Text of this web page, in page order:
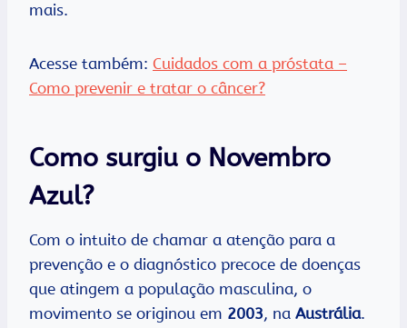
mais.
Acesse também: Cuidados com a próstata –
Como prevenir e tratar o câncer?
Como surgiu o Novembro
Azul?
Com o intuito de chamar a atenção para a
prevenção e o diagnóstico precoce de doenças
que atingem a população masculina, o
movimento se originou em 2003, na Austrália.